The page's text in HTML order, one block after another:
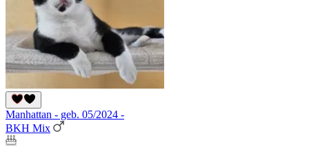
Manhattan - geb. 05/2024 -
BKH Mix